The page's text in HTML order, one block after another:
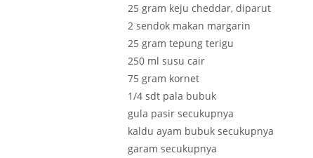
25 gram keju cheddar, diparut
2 sendok makan margarin
25 gram tepung terigu
250 ml susu cair
75 gram kornet
1/4 sdt pala bubuk
gula pasir secukupnya
kaldu ayam bubuk secukupnya
garam secukupnya